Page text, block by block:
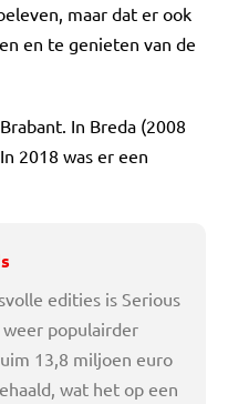
maar dat er ook
en te genieten van de
In Breda (2008
2018 was er een
edities is Serious
populairder
13,8 miljoen euro
wat het op een